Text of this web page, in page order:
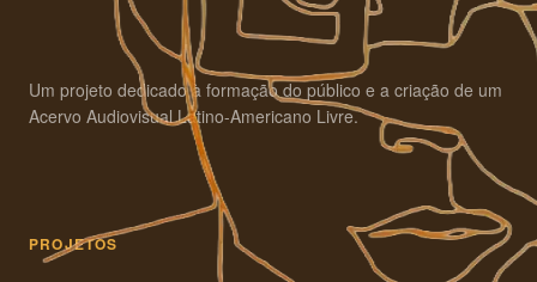
Um projeto dedicado à formação do público e a criação de um
Acervo Audiovisual Latino-Americano Livre.
PROJETOS